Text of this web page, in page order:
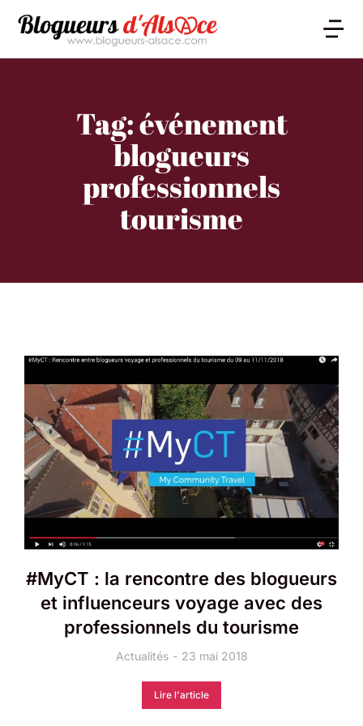
Tag: événement
blogueurs
professionnels
tourisme
#MyCT : la rencontre des blogueurs
et influenceurs voyage avec des
professionnels du tourisme
Actualités 23 mai 2018
Lire l'article